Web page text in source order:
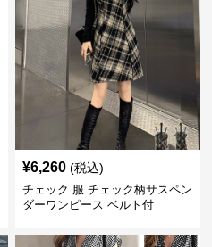
¥6,260 (税込)
チェック 服 チェック柄サスペン
ダーワンピース ベルト付